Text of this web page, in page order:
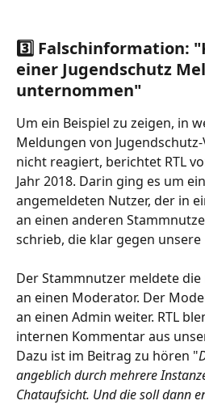
3️⃣ Falschinformation:
einer Jugendschutz
unternommen"
Um ein Beispiel zu zeigen, in
Meldungen von
nicht reagiert, berichtet RTL
Jahr 2018. Darin ging es um
angemeldeten Nutzer, der in
an einen anderen
schrieb, die klar gegen
Der Stammnutzer meldete
an einen Moderator. Der
an einen Admin weiter. RTL
internen Kommentar aus
Dazu ist im Beitrag zu hören "
angeblich durch mehrere
Chataufsicht. Und die soll dann